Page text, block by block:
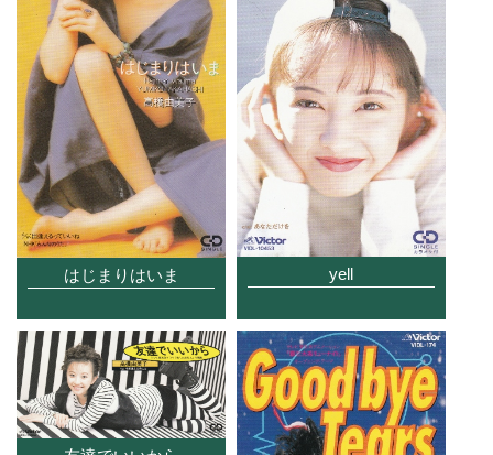
はじまりはいま yell